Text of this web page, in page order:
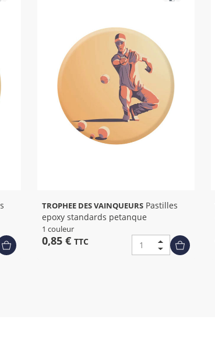
TROPHEE DES VAINQUEURS
epoxy standards petanque
1 couleur
0,85 € TTC